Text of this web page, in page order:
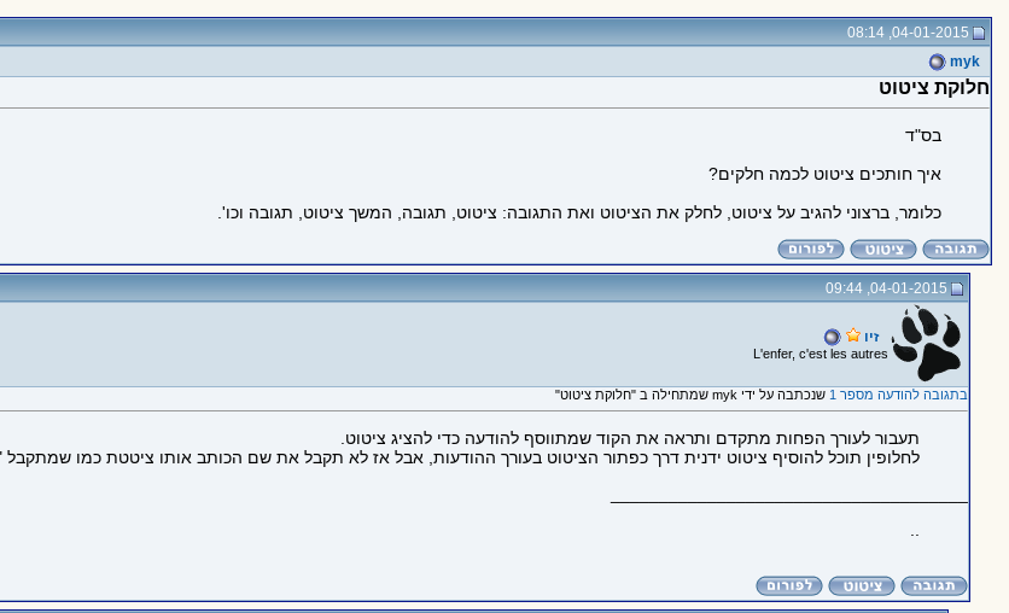
04-01-2015, 08:14
myk
חלוקת ציטוט
בס"ד
איך חותכים ציטוט לכמה חלקים?
כלומר, ברצוני להגיב על ציטוט, לחלק את הציטוט ואת התגובה: ציטוט, תגובה, המשך ציטוט, תגובה וכו'.
04-01-2015, 09:44
זיו
L'enfer, c'est les autres
בתגובה להודעה מספר 1 שנכתבה על ידי myk שמתחילה ב "חלוקת ציטוט"
תעבור לעורך הפחות מתקדם ותראה את הקוד שמתווסף להודעה כדי להציג ציטוט.
לחלופין תוכל להוסיף ציטוט ידנית דרך כפתור הציטוט בעורך ההודעות, אבל אז לא תקבל את שם הכותב אותו ציטטת כמו שמתקבל